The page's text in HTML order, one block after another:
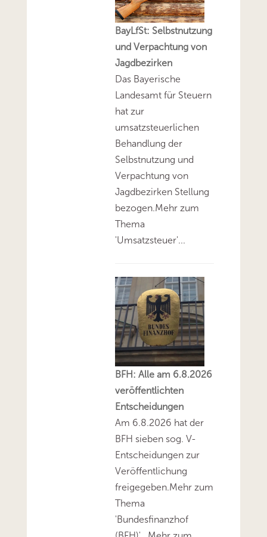
BayLfSt: Selbstnutzung
und Verpachtung von
Jagdbezirken
Das Bayerische
Landesamt für Steuern
hat zur
umsatzsteuerlichen
Behandlung der
Selbstnutzung und
Verpachtung von
Jagdbezirken Stellung
bezogen.Mehr zum
Thema
'Umsatzsteuer'...
BFH: Alle am 6.8.2026
veröffentlichten
Entscheidungen
Am 6.8.2026 hat der
BFH sieben sog. V-
Entscheidungen zur
Veröffentlichung
freigegeben.Mehr zum
Thema
'Bundesfinanzhof